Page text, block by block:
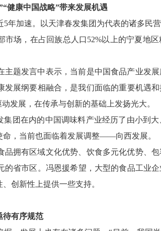
健康中国战略”带来发展机遇
5年加速。以天津春发集团为代表的诸多民
场，在占回族总人口52%以上的宁夏地
题发言中表示，当前是中国食品产业发
发展纲要相融合，是我们面临的重要机遇
发展，在传承与创新的基础上发扬光大。
团在内的中国调味料产业经历了由小到
，当前也面临着发展调整——向西发展。
拥有区域文化优势、饮食多元化优势、
省市区。冯恩援希望，大型的食品工业
创新性上提供一些支持。
待有序规范